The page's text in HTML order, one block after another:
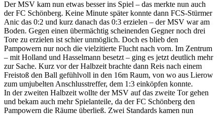
Der MSV kam nun etwas besser ins Spiel – das merkte nun auch
der FC Schönberg. Keine Minute später konnte dann FCS-Stürmer
Anic das 0:2 und kurz danach das 0:3 erzielen – der MSV war am
Boden. Gegen einen übermächtig scheinenden Gegner noch drei
Tore zu erzielen ist schier unmöglich. Doch es blieb den
Pampowern nur noch die vielzitierte Flucht nach vorn. Im Zentrum
– mit Holland und Hasselmann besetzt – ging es jetzt deutlich mehr
zur Sache. Kurz vor der Halbzeit brachte dann Reis nach einem
Freistoß den Ball gefühlvoll in den 16m Raum, von wo aus Lierow
zum umjubelten Anschlusstreffer, dem 1:3 einköpfen konnte.
In der zweiten Halbzeit wollte der MSV auf das zweite Tor gehen
und bekam auch mehr Spielanteile, da der FC Schönberg den
Pampowern die Räume überließ. Zwei Standards kamen nun